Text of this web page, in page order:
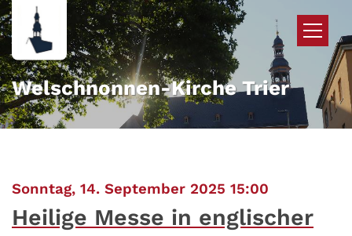
Zum Inhalt springen
Welschnonnen-Kirche Trier
Sonntag, 14. September 2025 15:00
Heilige Messe in englischer